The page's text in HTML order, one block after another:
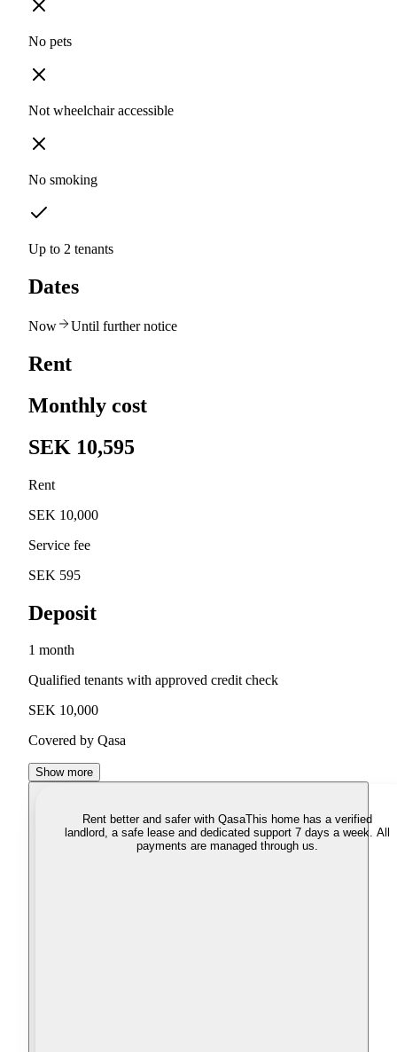
No pets
Not wheelchair accessible
No smoking
Up to 2 tenants
Dates
Now Until further notice
Rent
Monthly cost
SEK 10,595
Rent
SEK 10,000
Service fee
SEK 595
Deposit
1 month
Qualified tenants with approved credit check
SEK 10,000
Covered by Qasa
Show more
Rent better and safer with QasaThis home has a verified
landlord, a safe lease and dedicated support 7 days a week. All
payments are managed through us.